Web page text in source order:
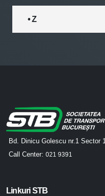
• Z
Bd. Dinicu Golescu nr.1 Sector 1
Call Center: 021 9391
Linkuri STB